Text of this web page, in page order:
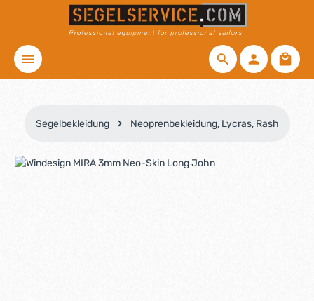
Zum Hauptinhalt springen
Segelbekleidung Neoprenbekleidung, Lycras, Rash
Bildergalerie überspringen